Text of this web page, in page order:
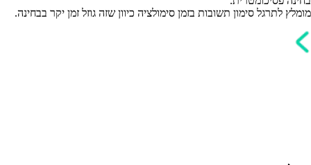
מומלץ לתרגל סימון תשובות בזמן סימולציה כיוון שזה גוזל זמן יקר בבחינה.